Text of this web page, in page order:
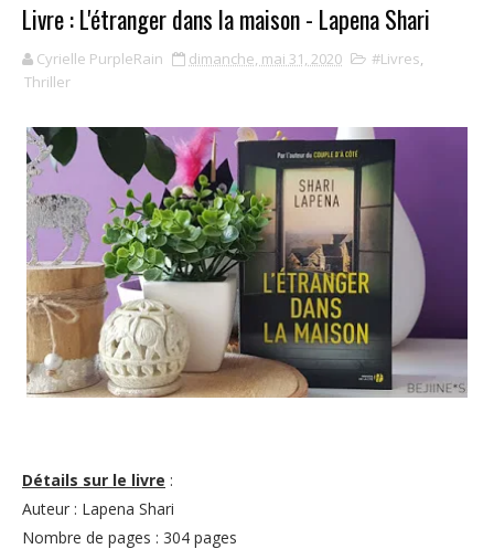
Livre : L'étranger dans la maison - Lapena Shari
Cyrielle PurpleRain dimanche, mai 31, 2020 #Livres,
Thriller
Détails sur le livre :
Auteur : Lapena Shari
Nombre de pages : 304 pages